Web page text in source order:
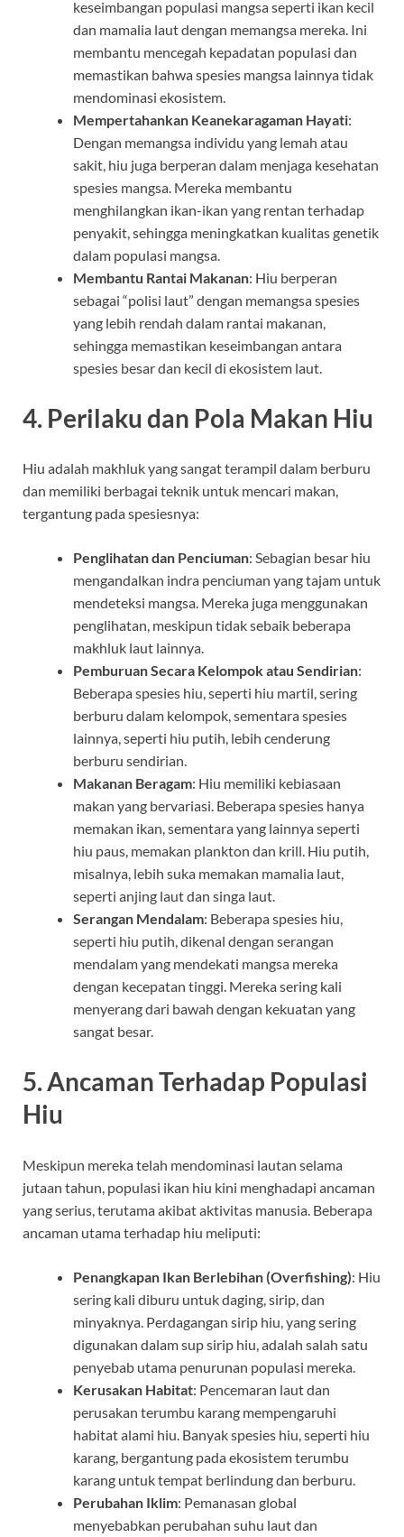
keseimbangan populasi mangsa seperti ikan kecil
dan mamalia laut dengan memangsa mereka. Ini
membantu mencegah kepadatan populasi dan
memastikan bahwa spesies mangsa lainnya tidak
mendominasi ekosistem.
Mempertahankan Keanekaragaman Hayati:
Dengan memangsa individu yang lemah atau
sakit, hiu juga berperan dalam menjaga kesehatan
spesies mangsa. Mereka membantu
menghilangkan ikan-ikan yang rentan terhadap
penyakit, sehingga meningkatkan kualitas genetik
dalam populasi mangsa.
Membantu Rantai Makanan: Hiu berperan
sebagai “polisi laut” dengan memangsa spesies
yang lebih rendah dalam rantai makanan,
sehingga memastikan keseimbangan antara
spesies besar dan kecil di ekosistem laut.
4. Perilaku dan Pola Makan Hiu
Hiu adalah makhluk yang sangat terampil dalam berburu
dan memiliki berbagai teknik untuk mencari makan,
tergantung pada spesiesnya:
Penglihatan dan Penciuman: Sebagian besar hiu
mengandalkan indra penciuman yang tajam untuk
mendeteksi mangsa. Mereka juga menggunakan
penglihatan, meskipun tidak sebaik beberapa
makhluk laut lainnya.
Pemburuan Secara Kelompok atau Sendirian:
Beberapa spesies hiu, seperti hiu martil, sering
berburu dalam kelompok, sementara spesies
lainnya, seperti hiu putih, lebih cenderung
berburu sendirian.
Makanan Beragam: Hiu memiliki kebiasaan
makan yang bervariasi. Beberapa spesies hanya
memakan ikan, sementara yang lainnya seperti
hiu paus, memakan plankton dan krill. Hiu putih,
misalnya, lebih suka memakan mamalia laut,
seperti anjing laut dan singa laut.
Serangan Mendalam: Beberapa spesies hiu,
seperti hiu putih, dikenal dengan serangan
mendalam yang mendekati mangsa mereka
dengan kecepatan tinggi. Mereka sering kali
menyerang dari bawah dengan kekuatan yang
sangat besar.
5. Ancaman Terhadap Populasi
Hiu
Meskipun mereka telah mendominasi lautan selama
jutaan tahun, populasi ikan hiu kini menghadapi ancaman
yang serius, terutama akibat aktivitas manusia. Beberapa
ancaman utama terhadap hiu meliputi:
Penangkapan Ikan Berlebihan (Overfishing): Hiu
sering kali diburu untuk daging, sirip, dan
minyaknya. Perdagangan sirip hiu, yang sering
digunakan dalam sup sirip hiu, adalah salah satu
penyebab utama penurunan populasi mereka.
Kerusakan Habitat: Pencemaran laut dan
perusakan terumbu karang mempengaruhi
habitat alami hiu. Banyak spesies hiu, seperti hiu
karang, bergantung pada ekosistem terumbu
karang untuk tempat berlindung dan berburu.
Perubahan Iklim: Pemanasan global
menyebabkan perubahan suhu laut dan